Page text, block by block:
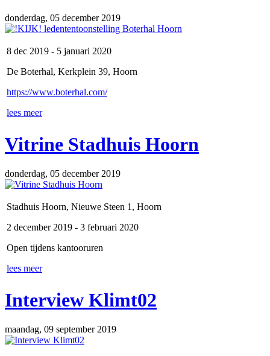
donderdag, 05 december 2019
8 dec 2019 - 5 januari 2020
De Boterhal, Kerkplein 39, Hoorn
https://www.boterhal.com/
lees meer
Vitrine Stadhuis Hoorn
donderdag, 05 december 2019
Stadhuis Hoorn, Nieuwe Steen 1, Hoorn
2 december 2019 - 3 februari 2020
Open tijdens kantooruren
lees meer
Interview Klimt02
maandag, 09 september 2019